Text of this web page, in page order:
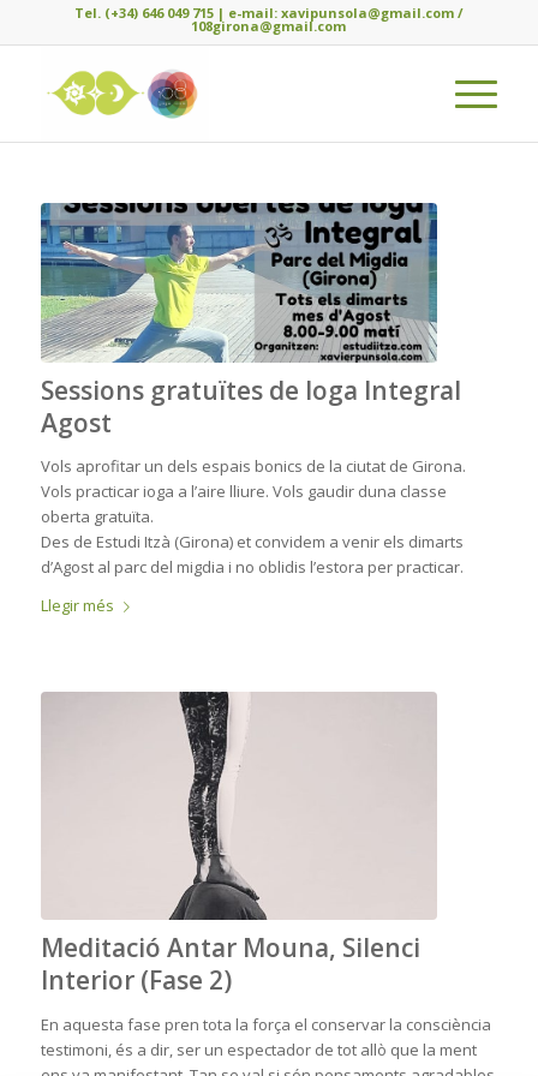
Tel. (+34) 646 049 715 | e-mail: xavipunsola@gmail.com /
108girona@gmail.com
Sessions gratuïtes de Ioga Integral
Agost
Vols aprofitar un dels espais bonics de la ciutat de Girona.
Vols practicar ioga a l’aire lliure. Vols gaudir duna classe
oberta gratuïta.
Des de Estudi Itzà (Girona) et convidem a venir els dimarts
d’Agost al parc del migdia i no oblidis l’estora per practicar.
Llegir més
Meditació Antar Mouna, Silenci
Interior (Fase 2)
En aquesta fase pren tota la força el conservar la consciència
testimoni, és a dir, ser un espectador de tot allò que la ment